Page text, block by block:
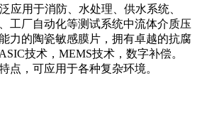
应用于消防、水处理、供水系统、
工厂自动化等测试系统中流体介质压
力的陶瓷敏感膜片，拥有卓越的抗腐
技术，MEMS技术，数字补偿。
点，可应用于各种复杂环境。